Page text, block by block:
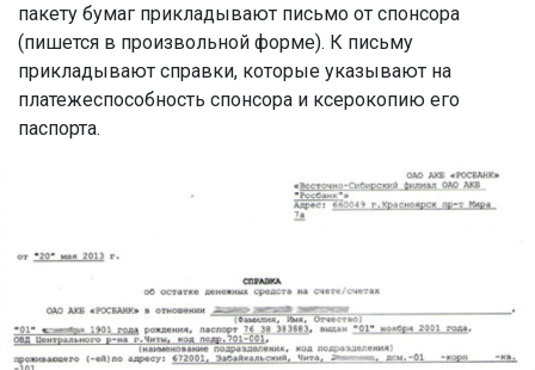
пакету бумаг прикладывают письмо от спонсора
(пишется в произвольной форме). К письму
прикладывают справки, которые указывают на
платежеспособность спонсора и ксерокопию его
паспорта.